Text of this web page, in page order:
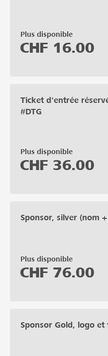
Plus disponible
CHF 16.00
Ticket d'entrée
#DTG
Plus disponible
CHF 36.00
Sponsor, silver (nom
Plus disponible
CHF 76.00
Sponsor Gold, logo et